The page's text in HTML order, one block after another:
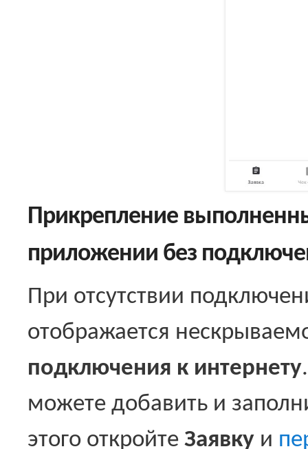
Прикрепление
приложении без
При отсутствии
отображается
подключения к интернету
можете добавить и
этого откройте Заявку и